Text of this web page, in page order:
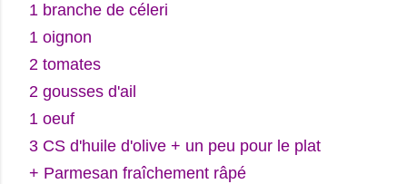
1 branche de céleri
1 oignon
2 tomates
2 gousses d'ail
1 oeuf
3 CS d'huile d'olive + un peu pour le plat
+ Parmesan fraîchement râpé